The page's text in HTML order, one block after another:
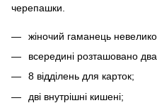
черепашки.
жіночий гаманець
всередині розташовано
8 відділень для карток;
дві внутрішні кишені;